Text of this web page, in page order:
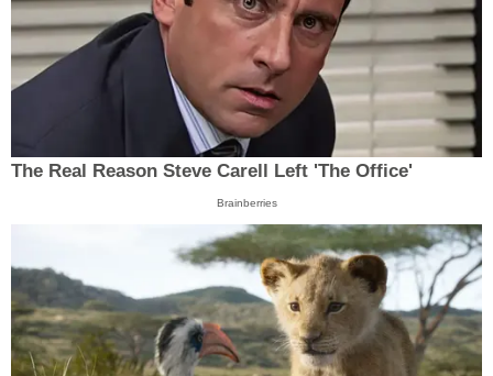
The Real Reason Steve Carell Left 'The Office'
Brainberries